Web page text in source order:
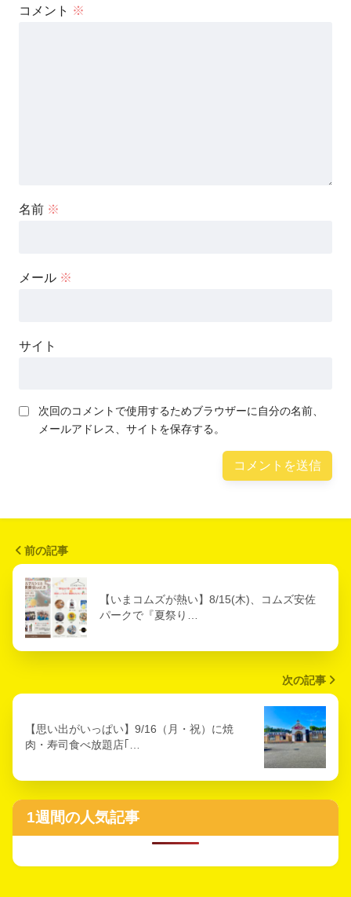
コメント ※
名前 ※
メール ※
サイト
次回のコメントで使用するためブラウザーに自分の名前、
メールアドレス、サイトを保存する。
前の記事
【いまコムズが熱い】8/15(木)、コムズ安佐
パークで『夏祭り…
次の記事
【思い出がいっぱい】9/16（月・祝）に焼
肉・寿司食べ放題店｢…
1週間の人気記事